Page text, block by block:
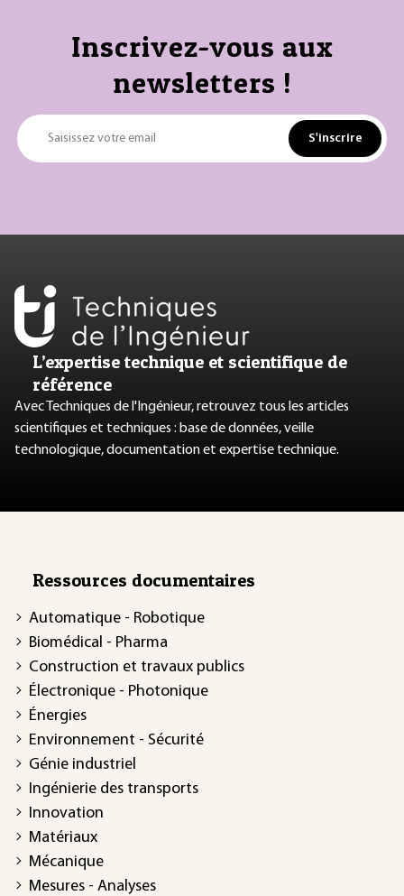
Inscrivez-vous aux
newsletters !
Saisissez votre email S'inscrire
L’expertise technique et scientifique de
référence
Avec Techniques de l'Ingénieur, retrouvez tous les articles
scientifiques et techniques : base de données, veille
technologique, documentation et expertise technique.
Ressources documentaires
Automatique - Robotique
Biomédical - Pharma
Construction et travaux publics
Électronique - Photonique
Énergies
Environnement - Sécurité
Génie industriel
Ingénierie des transports
Innovation
Matériaux
Mécanique
Mesures - Analyses